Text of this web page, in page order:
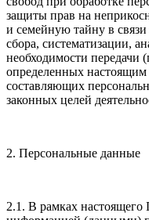
защиты прав на
и семейную тайну в
сбора, систематизации,
необходимости передачи
определенных
составляющих
законных целей
2. Персональные данные
2.1. В рамках